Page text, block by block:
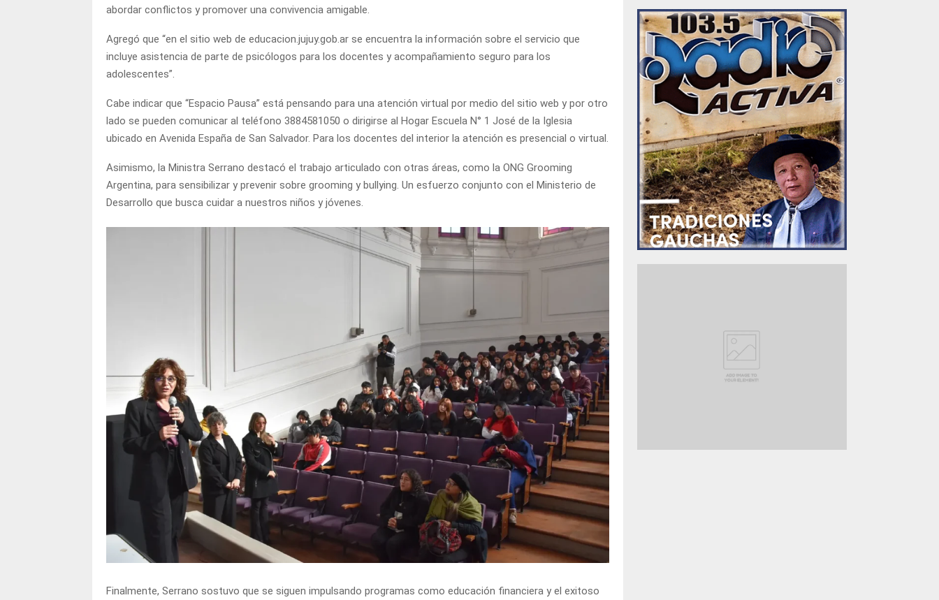
abordar conflictos y promover una convivencia amigable.
Agregó que “en el sitio web de educacion.jujuy.gob.ar se encuentra la información sobre el servicio que
incluye asistencia de parte de psicólogos para los docentes y acompañamiento seguro para los
adolescentes”.
Cabe indicar que “Espacio Pausa” está pensando para una atención virtual por medio del sitio web y por otro
lado se pueden comunicar al teléfono 3884581050 o dirigirse al Hogar Escuela N° 1 José de la Iglesia
ubicado en Avenida España de San Salvador. Para los docentes del interior la atención es presencial o virtual.
Asimismo, la Ministra Serrano destacó el trabajo articulado con otras áreas, como la ONG Grooming
Argentina, para sensibilizar y prevenir sobre grooming y bullying. Un esfuerzo conjunto con el Ministerio de
Desarrollo que busca cuidar a nuestros niños y jóvenes.
Finalmente, Serrano sostuvo que se siguen impulsando programas como educación financiera y el exitoso